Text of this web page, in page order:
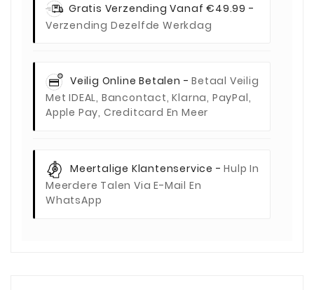
Gratis Verzending Vanaf €49.99 -
Verzending Dezelfde Werkdag
Veilig Online Betalen -Betaal Veilig
Met IDEAL, Bancontact, Klarna, PayPal,
Apple Pay, Creditcard En Meer
Meertalige Klantenservice -Hulp In
Meerdere Talen Via E-Mail En
WhatsApp